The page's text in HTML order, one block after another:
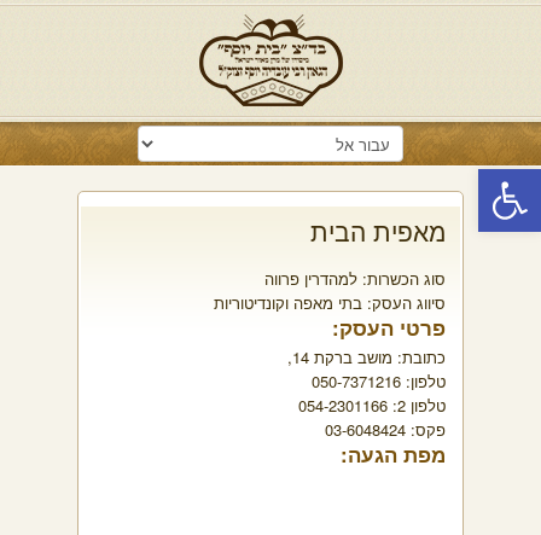
פתח סרגל נגישות
מאפית הבית
סוג הכשרות: למהדרין פרווה
סיווג העסק: בתי מאפה וקונדיטוריות
פרטי העסק:
כתובת: מושב ברקת 14,
טלפון: 050-7371216
טלפון 2:
054-2301166
פקס: 03-6048424
מפת הגעה: